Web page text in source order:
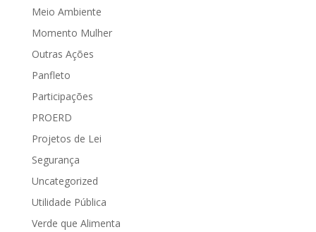
Meio Ambiente
Momento Mulher
Outras Ações
Panfleto
Participações
PROERD
Projetos de Lei
Segurança
Uncategorized
Utilidade Pública
Verde que Alimenta